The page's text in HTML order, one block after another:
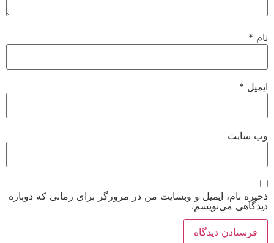
نام*
ایمیل*
وب‌ سایت
ذخیره نام، ایمیل و وبسایت من در مرورگر برای زمانی که دوباره
دیدگاهی می‌نویسم.